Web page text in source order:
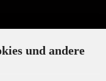
und andere